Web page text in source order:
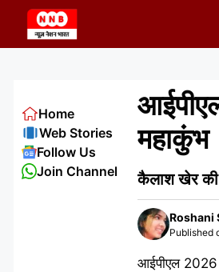
content
महाकुंभ
कैलाश खेर की
Roshani
Published
आईपीएल 2026
Home
Web Stories
Follow Us
Join Channel